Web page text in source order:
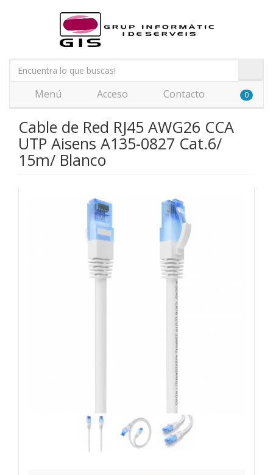
Menú Acceso Contacto 0
Cable de Red RJ45 AWG26 CCA
UTP Aisens A135-0827 Cat.6/
15m/ Blanco